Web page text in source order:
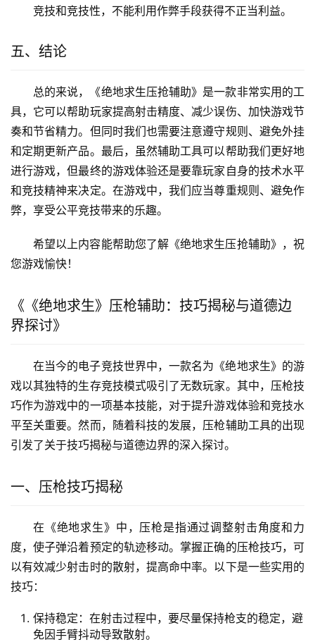
竞技和竞技性，不能利用作弊手段获得不正当利益。
五、结论
总的来说，《绝地求生压抢辅助》是一款非常实用的工
具，它可以帮助玩家提高射击精度、减少误伤、加快游戏节
奏和节省精力。但同时我们也需要注意遵守规则、避免外挂
和定期更新产品。最后，虽然辅助工具可以帮助我们更好地
进行游戏，但最终的游戏体验还是要靠玩家自身的技术水平
和竞技精神来决定。在游戏中，我们应当尊重规则、避免作
弊，享受公平竞技带来的乐趣。
希望以上内容能帮助您了解《绝地求生压抢辅助》，祝
您游戏愉快！
《《绝地求生》压枪辅助：技巧揭秘与道德边
界探讨》
在当今的电子竞技世界中，一款名为《绝地求生》的游
戏以其独特的生存竞技模式吸引了无数玩家。其中，压枪技
巧作为游戏中的一项基本技能，对于提升游戏体验和竞技水
平至关重要。然而，随着科技的发展，压枪辅助工具的出现
引发了关于技巧揭秘与道德边界的深入探讨。
一、压枪技巧揭秘
在《绝地求生》中，压枪是指通过调整射击角度和力
度，使子弹沿着预定的轨迹移动。掌握正确的压枪技巧，可
以有效减少射击时的散射，提高命中率。以下是一些实用的
技巧：
保持稳定：在射击过程中，要尽量保持枪支的稳定，避
免因手臂抖动导致散射。